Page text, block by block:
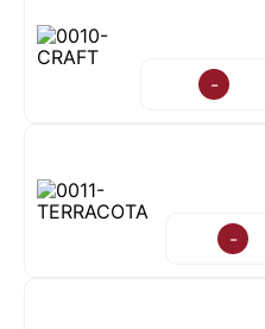
-
-